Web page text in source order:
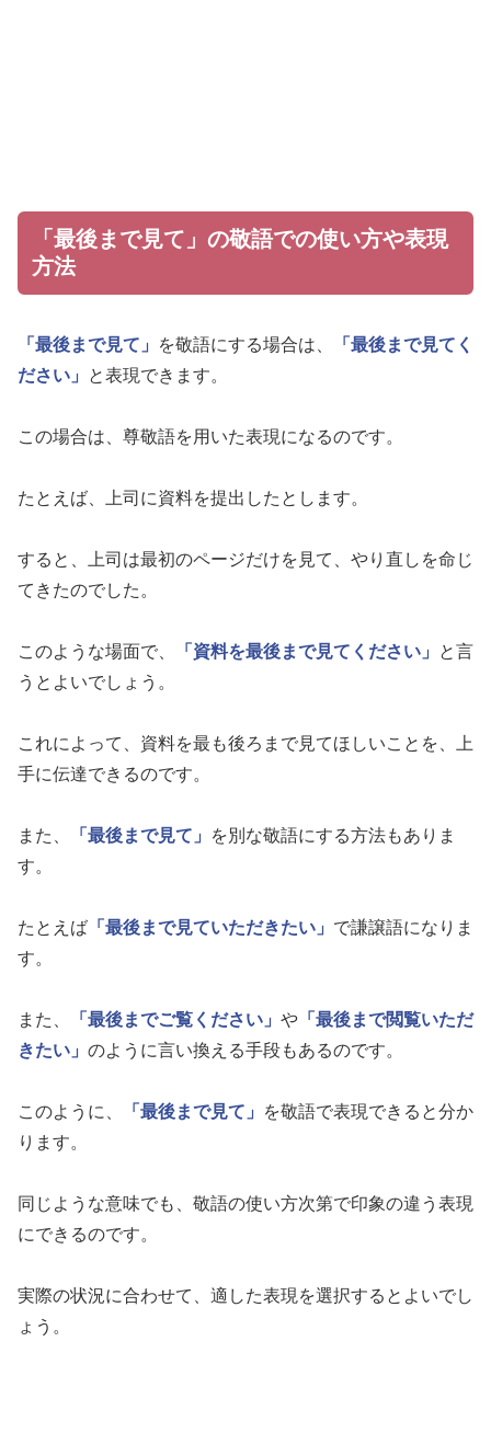
「最後まで見て」の敬語での使い方や表現
方法
「最後まで見て」 を敬語にする場合は、
「最後まで見てく
ださい」
と表現できます。
この場合は、尊敬語を用いた表現になるのです。
たとえば、上司に資料を提出したとします。
すると、上司は最初のページだけを見て、やり直しを命じ
てきたのでした。
このような場面で、 「資料を最後まで見てください」
と言
うとよいでしょう。
これによって、資料を最も後ろまで見てほしいことを、上
手に伝達できるのです。
また、 「最後まで見て」
を別な敬語にする方法もありま
す。
たとえば 「最後まで見ていただきたい」 で謙譲語になりま
す。
また、 「最後までご覧ください」 や 「最後まで閲覧いただ
きたい」 のように言い換える手段もあるのです。
このように、 「最後まで見て」
を敬語で表現できると分か
ります。
同じような意味でも、敬語の使い方次第で印象の違う表現
にできるのです。
実際の状況に合わせて、適した表現を選択するとよいでし
ょう。